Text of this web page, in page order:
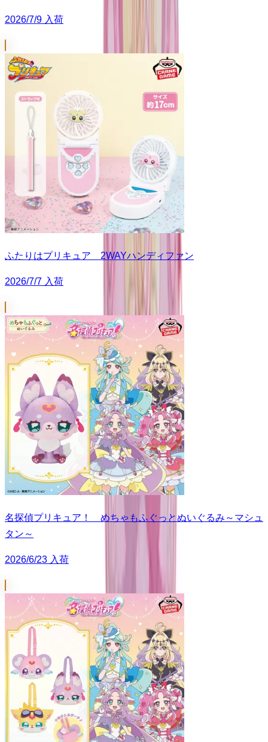
2026/7/9 入荷
ふたりはプリキュア 2WAYハンディファン
2026/7/7 入荷
名探偵プリキュア！ めちゃもふぐっとぬいぐるみ～マシュ
タン～
2026/6/23 入荷